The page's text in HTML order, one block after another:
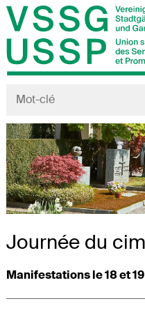
Navigieren in
Schnellnavigation
Terme de recherche
Journée du
Manifestations le 18 et